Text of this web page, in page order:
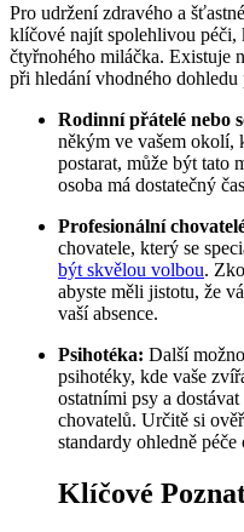
Pro udržení zdravého a
klíčové najít spolehlivou péči,
čtyřnohého miláčka. Existuje
při hledání vhodného dohledu
Rodinní přátelé nebo
někým ve vašem okolí,
postarat, může být tato
osoba má dostatečný
Profesionální
chovatele, který se
být skvělou volbou.
abyste měli jistotu, že
vaší absence.
Psihotéka: Další
psihotéky, kde vaše
ostatními psy a
chovatelů. Určitě si
standardy ohledně péče
Klíčové